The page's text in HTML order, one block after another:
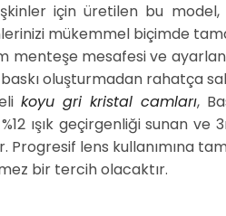
için üretilen bu
mükemmel biçimde
menteşe mesafesi ve
oluşturmadan rahatça
koyu gri kristal camları,
ışık geçirgenliği sunan
lens kullanımına
bir tercih olacaktır.